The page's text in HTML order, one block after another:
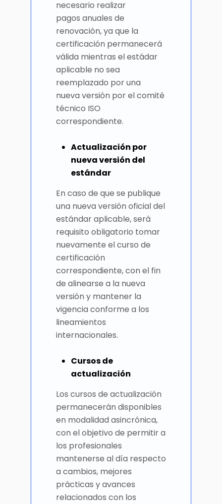
necesario realizar
pagos anuales de
renovación, ya que la
certificación permanecerá
válida mientras el estádar
aplicable no sea
reemplazado por una
nueva versión por el comité
técnico ISO
correspondiente.
Actualización por
nueva versión del
estándar
En caso de que se publique
una nueva versión oficial del
estándar aplicable, será
requisito obligatorio tomar
nuevamente el curso de
certificación
correspondiente, con el fin
de alinearse a la nueva
versión y mantener la
vigencia conforme a los
lineamientos
internacionales.
Cursos de
actualización
Los cursos de actualización
permanecerán disponibles
en modalidad asincrónica,
con el objetivo de permitir a
los profesionales
mantenerse al día respecto
a cambios, mejores
prácticas y avances
relacionados con los